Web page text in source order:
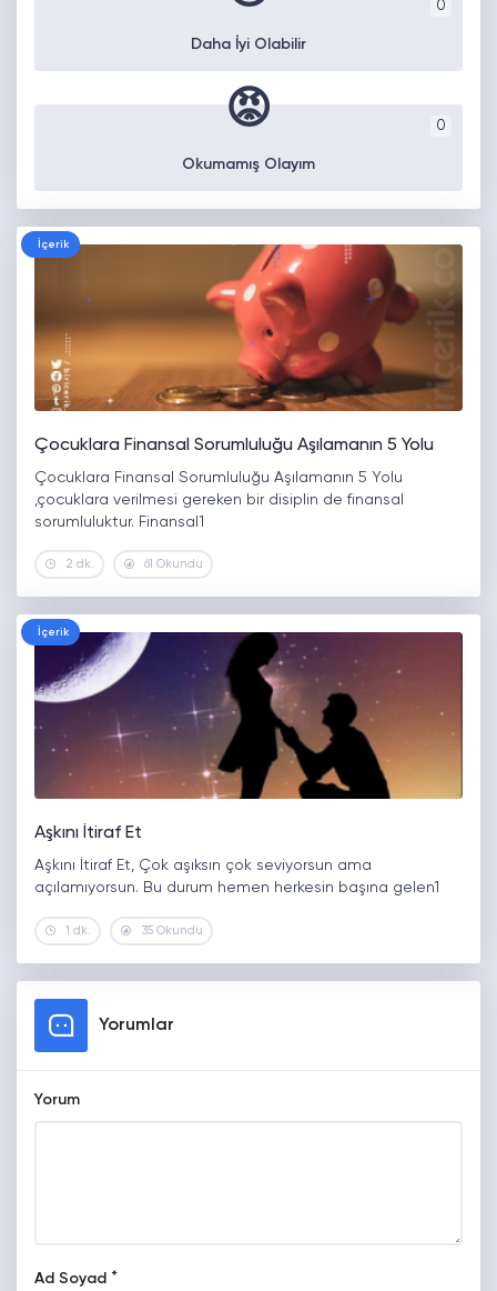
0
Daha İyi Olabilir
0
😡
Okumamış Olayım
İçerik
Çocuklara Finansal Sorumluluğu Aşılamanın 5 Yolu
Çocuklara Finansal Sorumluluğu Aşılamanın 5 Yolu
,çocuklara verilmesi gereken bir disiplin de finansal
sorumluluktur. Finansal1
2 dk. 61 Okundu
İçerik
Aşkını İtiraf Et
Aşkını İtiraf Et, Çok aşıksın çok seviyorsun ama
açılamıyorsun. Bu durum hemen herkesin başına gelen1
1 dk. 35 Okundu
Yorumlar
Yorum
Ad Soyad *